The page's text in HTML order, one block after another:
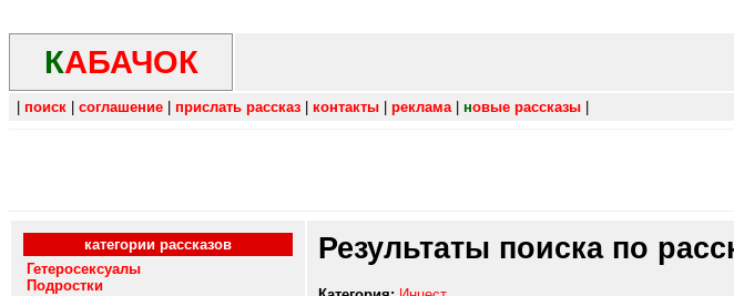
КАБАЧОК
поиск соглашение прислать рассказ контакты реклама| новые рассказы
категории рассказов
Гетеросексуалы
Подростки
Результаты поиска по